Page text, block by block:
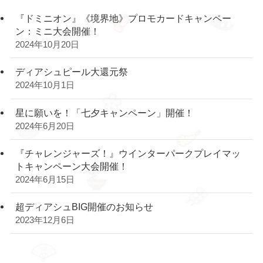
『ドミニオン』《境界地》プロモカードキャンペー
ン：ミニ大会開催！
2024年10月20日
ディアシュピール大還元祭
2024年10月1日
星に願いを！「七夕キャンペーン」開催！
2024年6月20日
『チャレンジャーズ！』ウインターパークプレイマッ
トキャンペーン大会開催！
2024年6月15日
超ディアシュBIG開催のお知らせ
2023年12月6日